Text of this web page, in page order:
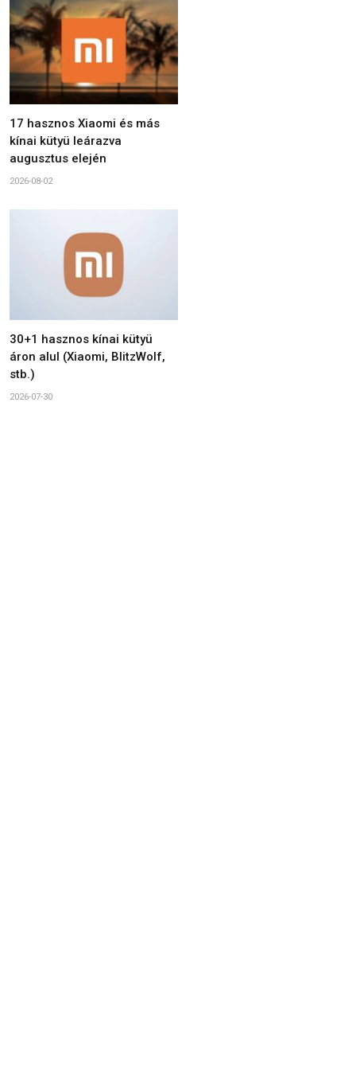
17 hasznos Xiaomi és más
kínai kütyü leárazva
augusztus elején
2026-08-02
30+1 hasznos kínai kütyü
áron alul (Xiaomi, BlitzWolf,
stb.)
2026-07-30